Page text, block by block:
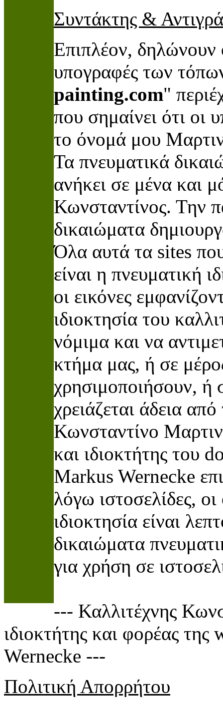
Συντάκτης &
Επιπλέον, δηλώνουν
υπογραφές των
painting.com"
που σημαίνει ότι οι
το όνομά μου
Τα πνευματικά
ανήκει σε μένα και
Κωνσταντίνος. Την
δικαιώματα
Όλα αυτά τα sites
είναι η πνευματική
οι εικόνες
ιδιοκτησία του
νόμιμα και να
κτήμα μας, ή σε
χρησιμοποιήσουν, ή
χρειάζεται άδεια
Κωνσταντίνο
και ιδιοκτήτης του
Markus Wernecke
λόγω ιστοσελίδες,
ιδιοκτησία είναι
δικαιώματα
για χρήση σε
--- Καλλιτέχνης
ιδιοκτήτης και φορέας
Wernecke ---
Πολιτική Απορρήτου